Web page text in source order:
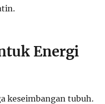
Energi
keseimbangan tubuh.